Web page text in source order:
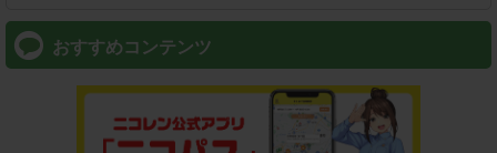
おすすめコンテンツ